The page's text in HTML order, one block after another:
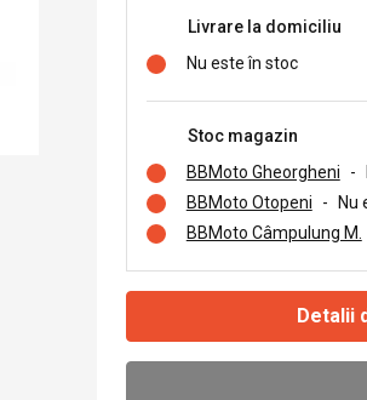
Livrare la domiciliu
Nu este în stoc
Stoc magazin
BBMoto Gheorgheni
-
BBMoto Otopeni
-
Nu
BBMoto Câmpulung M.
Detalii